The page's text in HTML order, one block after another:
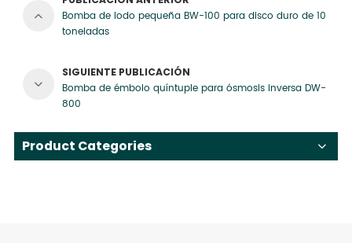
Bomba de lodo pequeña BW-100 para disco duro de 10
toneladas
SIGUIENTE PUBLICACIÓN
Bomba de émbolo quíntuple para ósmosis inversa DW-
800
Product Categories